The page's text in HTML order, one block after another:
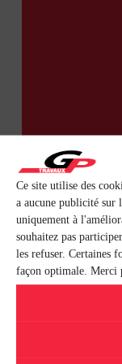
Ce site utilise des
a aucune publicité sur
uniquement à
souhaitez pas
les refuser. Certaines
façon optimale. Merci